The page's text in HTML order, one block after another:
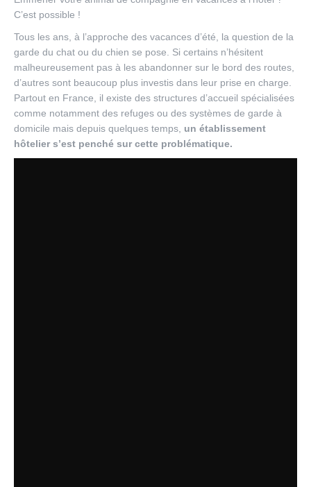
C’est possible !
Tous les ans, à l’approche des vacances d’été, la question de la
garde du chat ou du chien se pose. Si certains n’hésitent
malheureusement pas à les abandonner sur le bord des routes,
d’autres sont beaucoup plus investis dans leur prise en charge.
Partout en France, il existe des structures d’accueil spécialisées
comme notamment des refuges ou des systèmes de garde à
domicile mais depuis quelques temps, un établissement
hôtelier s’est penché sur cette problématique.